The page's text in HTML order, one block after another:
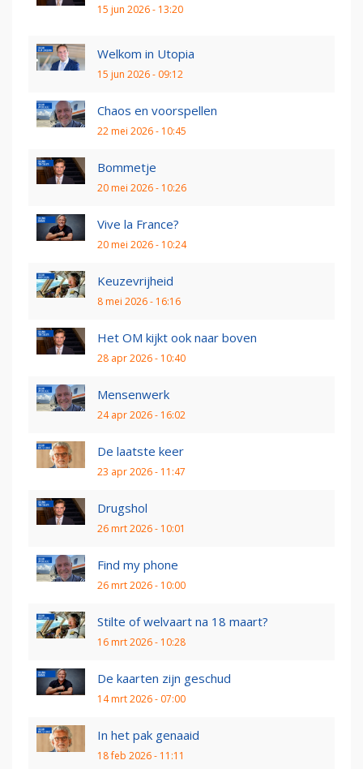
15 jun 2026 - 13:20
Welkom in Utopia
15 jun 2026 - 09:12
Chaos en voorspellen
22 mei 2026 - 10:45
Bommetje
20 mei 2026 - 10:26
Vive la France?
20 mei 2026 - 10:24
Keuzevrijheid
8 mei 2026 - 16:16
Het OM kijkt ook naar boven
28 apr 2026 - 10:40
Mensenwerk
24 apr 2026 - 16:02
De laatste keer
23 apr 2026 - 11:47
Drugshol
26 mrt 2026 - 10:01
Find my phone
26 mrt 2026 - 10:00
Stilte of welvaart na 18 maart?
16 mrt 2026 - 10:28
De kaarten zijn geschud
14 mrt 2026 - 07:00
In het pak genaaid
18 feb 2026 - 11:11